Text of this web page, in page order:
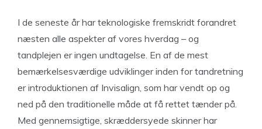
I de seneste år har teknologiske fremskridt forandret
næsten alle aspekter af vores hverdag – og
tandplejen er ingen undtagelse. En af de mest
bemærkelsesværdige udviklinger inden for tandretning
er introduktionen af Invisalign, som har vendt op og
ned på den traditionelle måde at få rettet tænder på.
Med gennemsigtige, skræddersyede skinner har